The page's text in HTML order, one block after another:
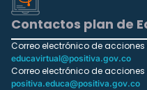
Contactos plan de
Correo electrónico de
educavirtual@positiva.gov.co
Correo electrónico de
positiva.educa@positiva.gov.co